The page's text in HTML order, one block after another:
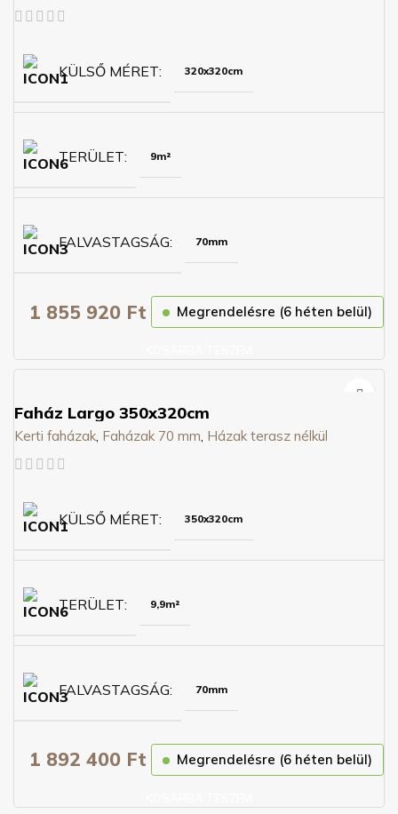
KÜLSŐ MÉRET 320x320cm
TERÜLET 9m²
FALVASTAGSÁG 70mm
1 855 920 Ft Megrendelésre (6 héten belül)
Faház Largo 350x320cm
Kerti faházak, Faházak 70 mm, Házak terasz nélkül
KÜLSŐ MÉRET 350x320cm
TERÜLET 9,9m²
FALVASTAGSÁG 70mm
1 892 400 Ft Megrendelésre (6 héten belül)